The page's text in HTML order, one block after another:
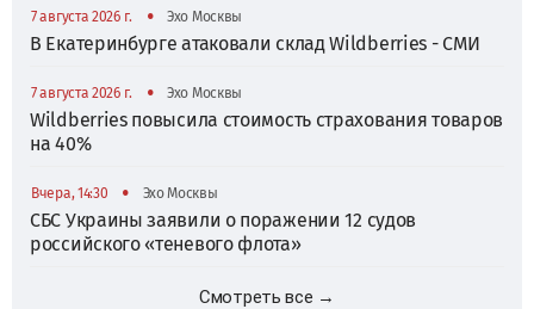
7 августа 2026 г. • Эхо Москвы
В Екатеринбурге атаковали склад Wildberries - СМИ
7 августа 2026 г. • Эхо Москвы
Wildberries повысила стоимость страхования товаров
на 40%
Вчера, 14:30 • Эхо Москвы
СБС Украины заявили о поражении 12 судов
российского «теневого флота»
Смотреть все →